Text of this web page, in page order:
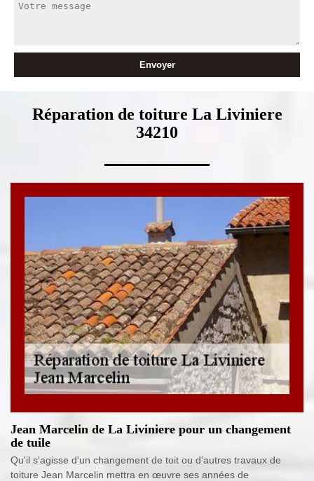
Réparation de toiture La Liviniere
34210
Jean Marcelin de La Liviniere pour un changement
de tuile
Qu'il s'agisse d'un changement de toit ou d’autres travaux de
toiture Jean Marcelin mettra en œuvre ses années de